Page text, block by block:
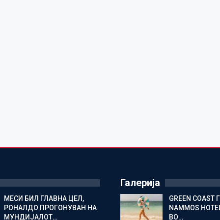
МЕСИ БИЛ ГЛАВНА ЦЕЛ,
РОНАЛДО ПРОГОНУВАН НА
МУНДИЈАЛОТ…
Галерија
GREEN
NAMMOS
ВО…